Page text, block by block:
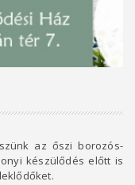
az őszi borozós-
készülődés előtt is